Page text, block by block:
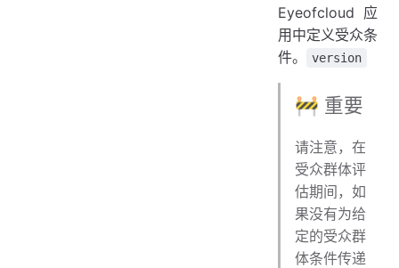
Eyeofcloud 应
用中定义受众条
件。
version
🚧 重要
请注意，在
受众群体评
估期间，如
果没有为给
定的受众群
体条件传递